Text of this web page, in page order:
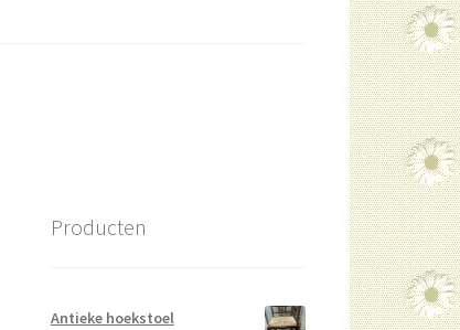
Producten
Antieke hoekstoel